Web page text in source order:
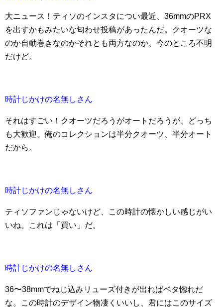
大ニュース！ティソのインスタについ最近、36mmのPRX
を出すかもみたいな匂わせ投稿があったんだ。クオーツな
のか自動巻きなのかそれとも両方なのか、今のところ不明
だけど。
時計じかけの名無しさん
それはすごい！クオーツだろうがオートだろうが、どっち
も大歓迎。俺のコレクションは半分クオーツ、半分オート
だから。
時計じかけの名無しさん
ティソファンじゃないけど、この時計の懐かしい感じがい
いね。これは「買い」だ。
時計じかけの名無しさん
36〜38mmでねじ込みリューズ付きが出ればベタ惚れだ
な。この時計のデザイン物凄くいいし、君にはこのサイズ